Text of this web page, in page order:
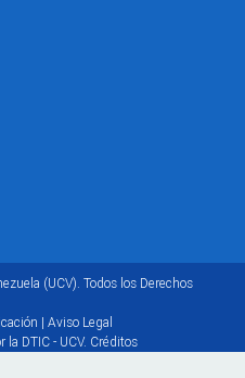
(UCV). Todos los Derechos
| Aviso Legal
DTIC - UCV. Créditos